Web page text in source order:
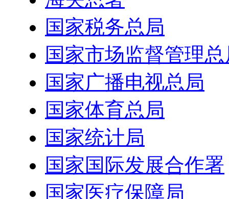
国家税务总局
国家市场监督管理
国家广播电视总局
国家体育总局
国家统计局
国家国际发展合作署
国家医疗保障局